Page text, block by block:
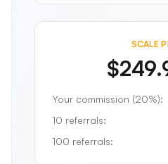
SCALE
Your commission (20%):
10 referrals:
100 referrals: